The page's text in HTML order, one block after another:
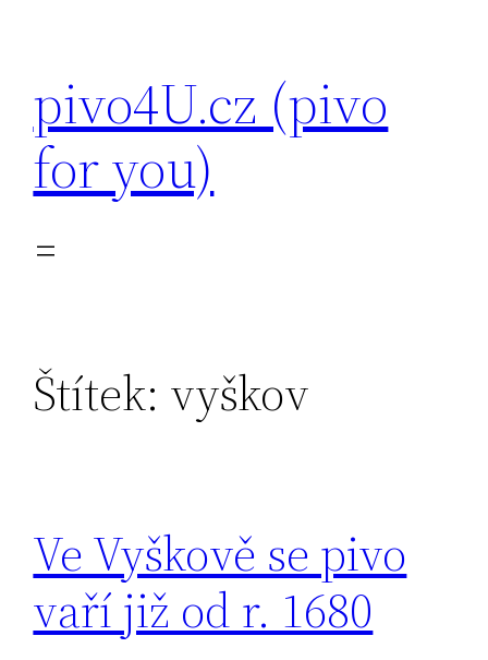
pivo4U.cz (pivo
for you)
Štítek: vyškov
Ve Vyškově se pivo
vaří již od r. 1680